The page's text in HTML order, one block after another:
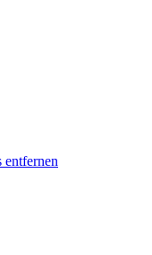
entfernen